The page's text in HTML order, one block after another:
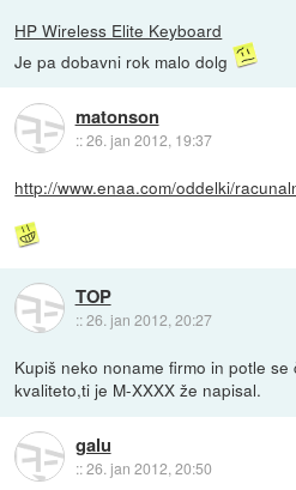
HP Wireless Elite Keyboard
Je pa dobavni rok malo dolg
matonson
::26. jan 2012, 19:37
http://www.enaa.com/oddelki/
TOP
::26. jan 2012, 20:27
Kupiš neko noname firmo in potle
kvaliteto,ti je M-XXXX že napisal.
galu
::26. jan 2012, 20:50